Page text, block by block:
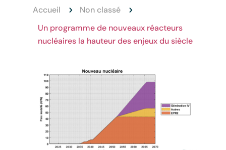
Accueil 5 Non classé 5
Un programme de nouveaux réacteurs
nucléaires la hauteur des enjeux du siècle